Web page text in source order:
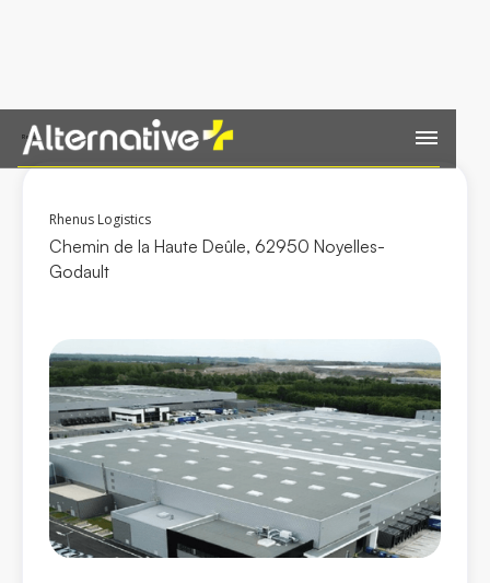
Retour
Rhenus Logistics
Chemin de la Haute Deûle, 62950 Noyelles-
Godault